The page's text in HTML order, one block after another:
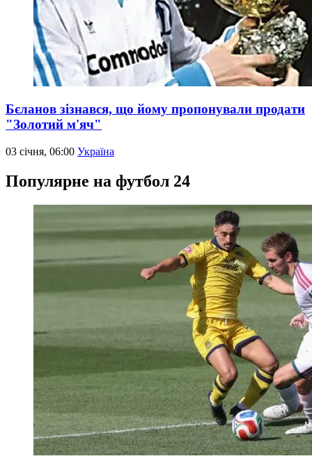
Бєланов зізнався, що йому пропонували продати
"Золотий м'яч"
03 січня, 06:00 Україна
Популярне на футбол 24